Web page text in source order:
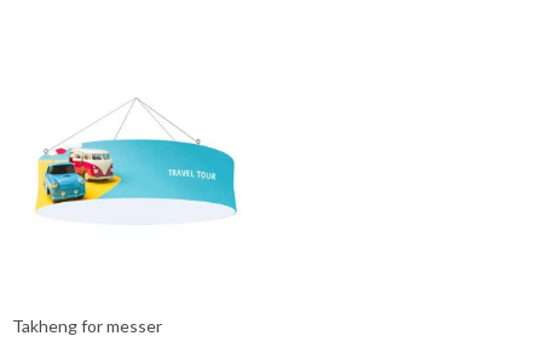
Takheng for messer